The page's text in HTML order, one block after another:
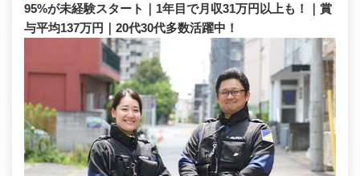
95%が未経験スタート｜1年目で月収31万円以上も！｜賞
与平均137万円｜20代30代多数活躍中！